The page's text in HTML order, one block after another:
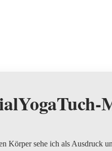
Körper sehe ich als Ausdruck